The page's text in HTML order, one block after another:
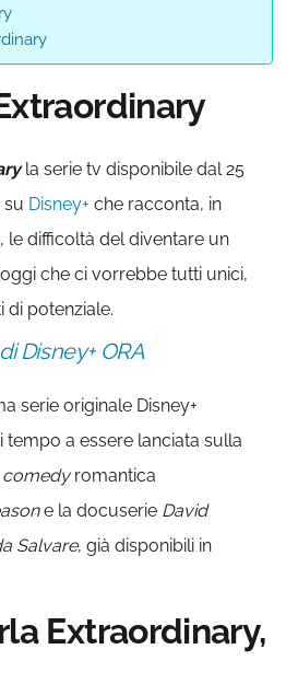
la serie tv disponibile dal 25
su Disney+ che racconta, in
le difficoltà del diventare un
che ci vorrebbe tutti unici,
di potenziale.
Disney+ ORA
serie originale Disney+
tempo a essere lanciata sulla
comedyromantica
e la docuserie David
Salvare, già disponibili in
Extraordinary,